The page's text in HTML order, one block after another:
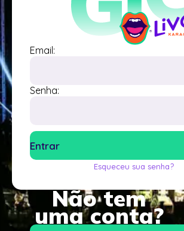
Não tem
uma conta?
Email:
Senha:
Esqueceu sua senha?